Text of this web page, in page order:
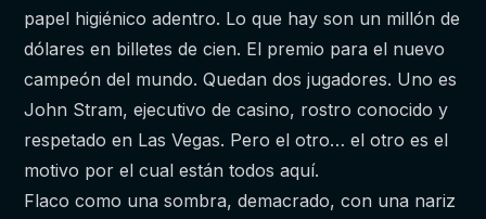
papel higiénico adentro. Lo que hay son un millón de
dólares en billetes de cien. El premio para el nuevo
campeón del mundo. Quedan dos jugadores. Uno es
John Stram, ejecutivo de casino, rostro conocido y
respetado en Las Vegas. Pero el otro… el otro es el
motivo por el cual están todos aquí.
Flaco como una sombra, demacrado, con una nariz